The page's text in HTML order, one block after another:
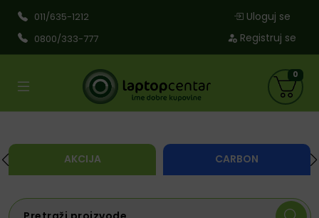
011/635-1212
0800/333-777
Uloguj se
Registruj se
AKCIJA CARBON
0